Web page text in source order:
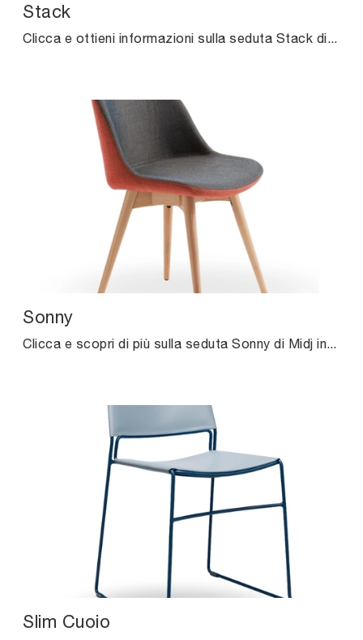
Stack
Clicca e ottieni informazioni sulla seduta Stack di Midj in plastica: le più esclusive Sedie impilabili moderne ti aspettano.
Sonny
Clicca e scopri di più sulla seduta Sonny di Midj in tessuto: le più esclusive Sedie fisse moderne ti attendono.
Slim Cuoio